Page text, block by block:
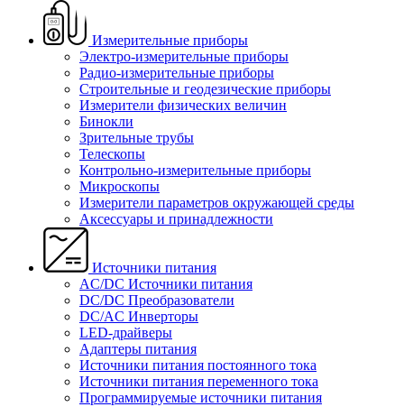
Измерительные приборы
Электро-измерительные приборы
Радио-измерительные приборы
Строительные и геодезические приборы
Измерители физических величин
Бинокли
Зрительные трубы
Телескопы
Контрольно-измерительные приборы
Микроскопы
Измерители параметров окружающей среды
Аксессуары и принадлежности
Источники питания
AC/DC Источники питания
DC/DC Преобразователи
DC/AC Инверторы
LED-драйверы
Адаптеры питания
Источники питания постоянного тока
Источники питания переменного тока
Программируемые источники питания